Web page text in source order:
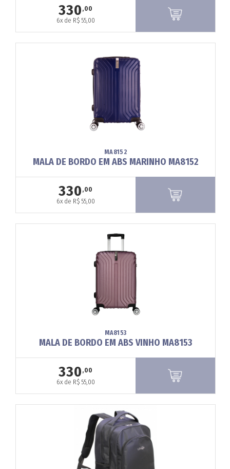
330 ,00
6x de R$ 55,00
MA8152
MALA DE BORDO EM ABS MARINHO MA8152
330 ,00
6x de R$ 55,00
MA8153
MALA DE BORDO EM ABS VINHO MA8153
330 ,00
6x de R$ 55,00